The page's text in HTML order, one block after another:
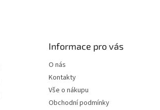
Informace pro vás
O nás
Kontakty
Vše o nákupu
Obchodní podmínky